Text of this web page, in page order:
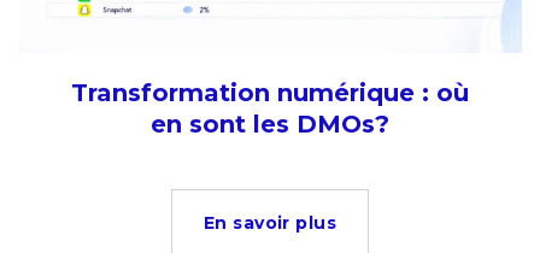
Transformation numérique : où
en sont les DMOs?
En savoir plus